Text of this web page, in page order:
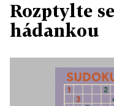
Rozptylte
hádankou